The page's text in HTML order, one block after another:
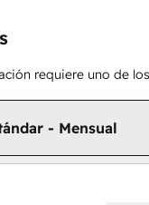
requiere uno de
- Mensual